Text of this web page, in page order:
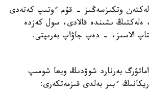
وتكىزسەڭىز - قۇم ءوتىپ كەتەدى
ەلەكتىڭ ىشىندە قالادى، سول كەزدە
الاسىز، - دەپ جاۋاپ بەرىپتى.
بەرنارد شوۋدىڭ ويعا شومىپ
ءبىر بەلدى قىزمەتكەرى: